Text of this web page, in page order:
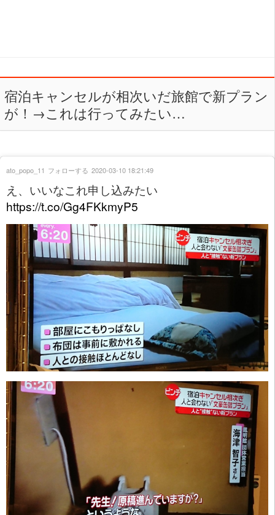
宿泊キャンセルが相次いだ旅館で新プラン
が！→これは行ってみたい…
え、いいなこれ申し込みたい
https://t.co/Gg4FKkmyP5
ato_popo_11 フォローする 2020-03-10 18:21:49